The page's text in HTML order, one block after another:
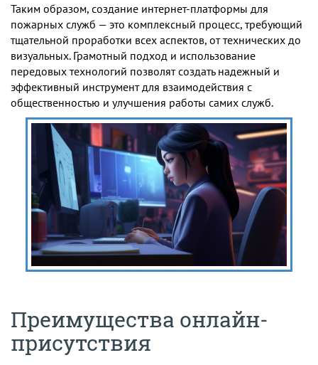
Таким образом, создание интернет-платформы для
пожарных служб — это комплексный процесс, требующий
тщательной проработки всех аспектов, от технических до
визуальных. Грамотный подход и использование
передовых технологий позволят создать надежный и
эффективный инструмент для взаимодействия с
общественностью и улучшения работы самих служб.
Преимущества онлайн-
присутствия